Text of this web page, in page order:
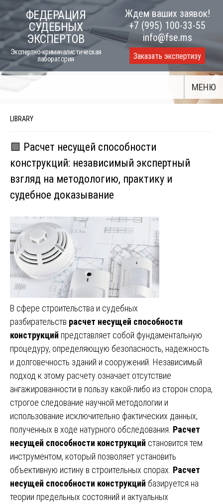
to
content
ФЕДЕРАЦИЯ
СУДЕБНЫХ
ЭКСПЕРТОВ
Экспертно-криминалистическая
лаборатория
Ждем ваших заявок!
+7 (995) 100-33-55
info@fse.ms
Заказать экспертизу
МЕНЮ
LIBRARY
🟩 Расчет несущей способности
конструкций: независимый экспертный
взгляд на методологию, практику и
судебное доказывание
В сфере строительства и судебных
разбирательств расчет несущей способности
конструкций представляет собой фундаментальную
процедуру, определяющую безопасность, надежность
и долговечность зданий и сооружений. Независимый
подход к этому расчету означает отсутствие
ангажированности в пользу какой-либо из сторон спора,
строгое следование научной методологии и
использование исключительно фактических данных,
полученных в ходе натурного обследования. Расчет
несущей способности конструкций становится тем
инструментом, который позволяет установить
объективную истину в строительных спорах. Расчет
несущей способности конструкций базируется на
теории предельных состояний и актуальных